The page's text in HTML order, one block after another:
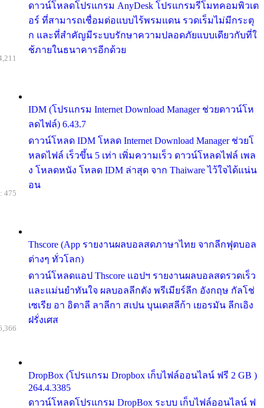
ดาวน์โหลดโปรแกรม AnyDesk โปรแกรมรีโมทคอมพิวเต
อร์ ที่สามารถเชื่อมต่อแบบไร้พรมแดน รวดเร็มไม่มีกระตุ
ก และที่สำคัญมีระบบรักษาความปลอดภัยแบบเดียวกับที่ใ
ช้ภายในธนาคารอีกด้วย
IDM (โปรแกรม Internet Download Manager ช่วยดาวน์โห
ลดไฟล์) 6.43.7
ดาวน์โหลด IDM โหลด Internet Download Manager ช่วยโ
หลดไฟล์ เร็วขึ้น 5 เท่า เพิ่มความเร็ว ดาวน์โหลดไฟล์ เพล
ง โหลดหนัง โหลด IDM ล่าสุด จาก Thaiware ไว้ใจได้แน่น
อน
Thscore (App รายงานผลบอลสดภาษาไทย จากลีกฟุตบอล
ต่างๆ ทั่วโลก)
ดาวน์โหลดแอป Thscore แอปฯ รายงานผลบอลสดรวดเร็ว
และแม่นยำทันใจ ผลบอลลีกดัง พรีเมียร์ลีก อังกฤษ กัลโช่
เซเรีย อา อิตาลี ลาลีกา สเปน บุนเดสลีก้า เยอรมัน ลีกเอิง
ฝรั่งเศส
475
DropBox (โปรแกรม Dropbox เก็บไฟล์ออนไลน์ ฟรี 2 GB )
264.4.3385
ดาวน์โหลดโปรแกรม DropBox ระบบ เก็บไฟล์ออนไลน์ ฟ